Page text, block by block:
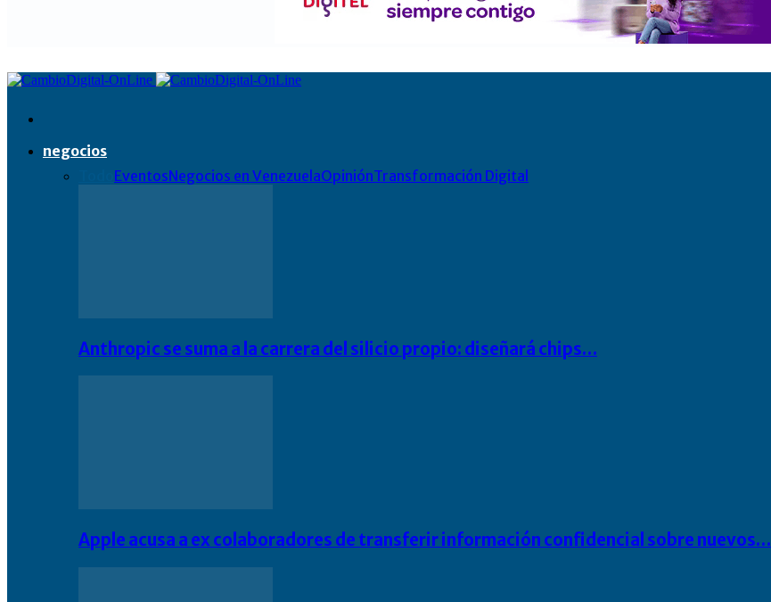
negocios
EventosNegocios en VenezuelaOpiniónTransformación Digital
Anthropic se suma a la carrera del silicio propio: diseñará chips…
Apple acusa a ex colaboradores de transferir información confidencial sobre nuevos…